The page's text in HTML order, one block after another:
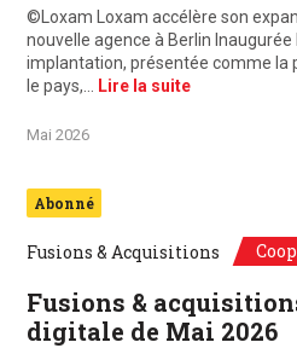
©Loxam Loxam accélère son
nouvelle agence à Berlin
implantation, présentée comme la
le pays,…
Lire la suite
Mai 2026
Abonné
Fusions & Acquisitions
Fusions &
digitale de Mai 2026